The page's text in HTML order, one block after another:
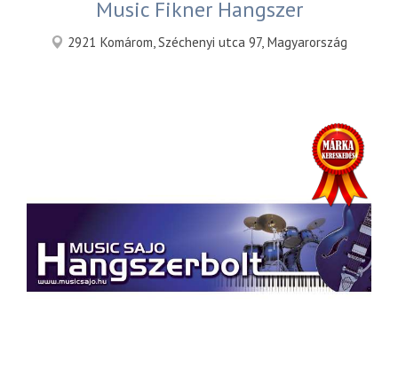
Music Fikner Hangszer
2921 Komárom, Széchenyi utca 97, Magyarország